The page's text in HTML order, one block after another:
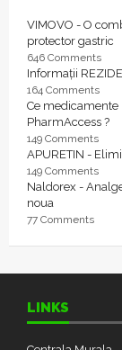
VIMOVO - O
protector gastric
646 Comments
Informații
164 Comments
Ce medicamente
PharmAccess ?
149 Comments
APURETIN -
149 Comments
Naldorex -
noua
77 Comments
LINKS